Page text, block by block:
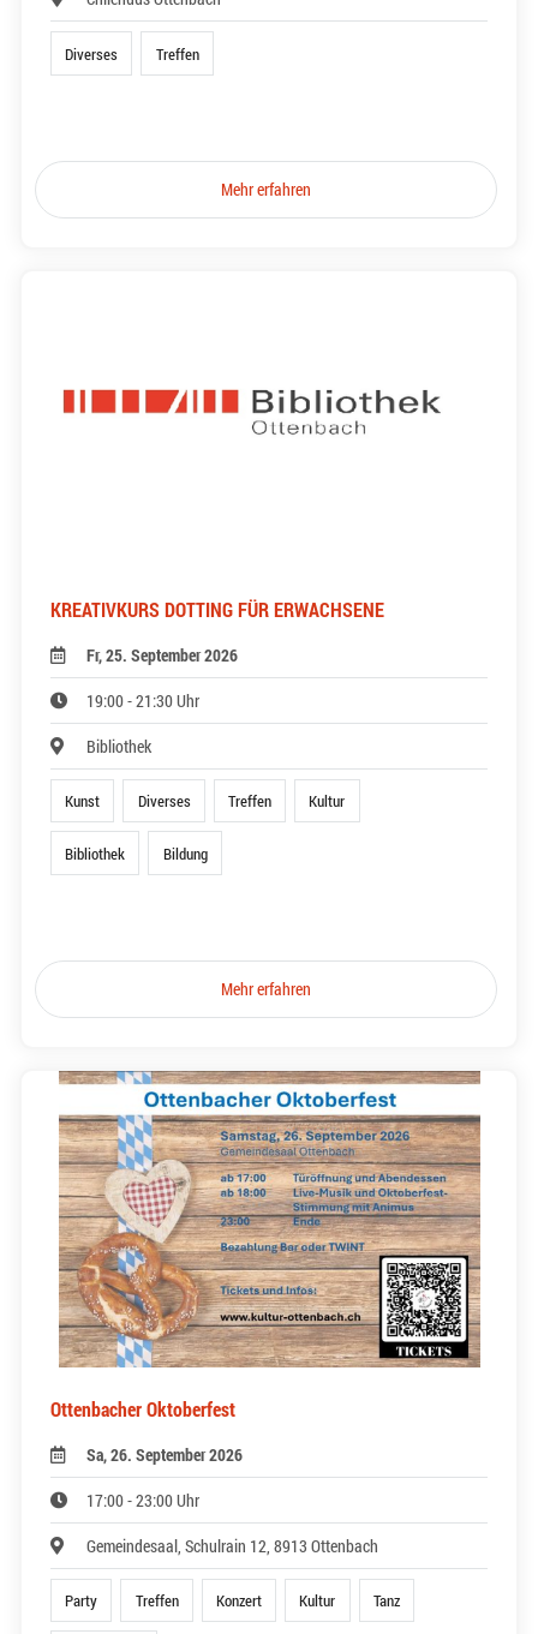
Diverses Treffen
Mehr erfahren
KREATIVKURS DOTTING FÜR ERWACHSENE
Fr, 25. September 2026
19:00 - 21:30 Uhr
Bibliothek
Kunst Diverses Treffen Kultur
Bibliothek Bildung
Mehr erfahren
Ottenbacher Oktoberfest
Sa, 26. September 2026
17:00 - 23:00 Uhr
Gemeindesaal, Schulrain 12, 8913 Ottenbach
Party Treffen Konzert Kultur Tanz